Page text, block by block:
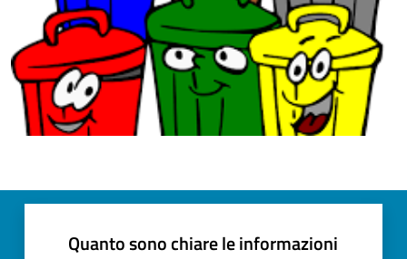
Quanto sono chiare le informazioni